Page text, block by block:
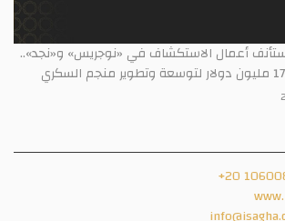
أعمال الاستكشاف في «نوجريس» و«نجد»..
+20